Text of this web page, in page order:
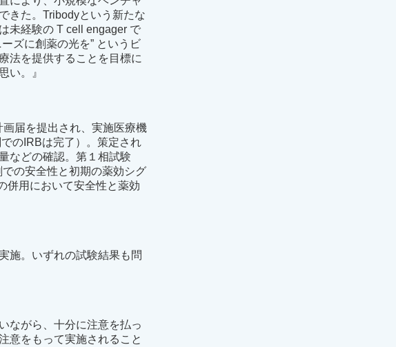
きた。Tribodyという新たな
未経験の T cell engager で
ズに創薬の光を” というビ
法を提供することを目標に
い。』
届を提出され、実施医療機
のIRBは完了）。策定され
などの確認。第１相試験
の安全性と初期の薬効シグ
併用において安全性と薬効
施。いずれの試験結果も問
ながら、十分に注意を払っ
意をもって実施されること